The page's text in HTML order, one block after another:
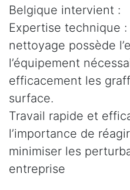
Belgique intervient :
Expertise technique
nettoyage possède
l’équipement
efficacement les
surface.
Travail rapide et
l’importance de
minimiser les
entreprise